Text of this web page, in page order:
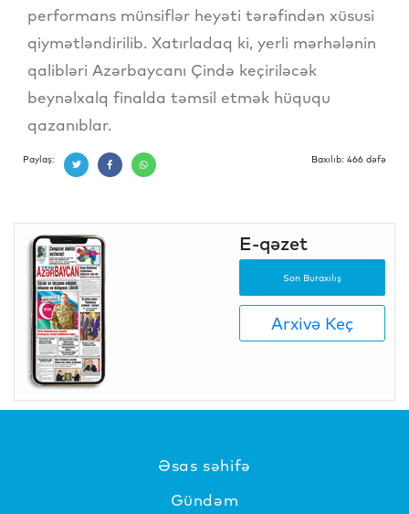
performans münsiflər heyəti tərəfindən xüsusi
qiymətləndirilib. Xatırladaq ki, yerli mərhələnin
qalibləri Azərbaycanı Çində keçiriləcək
beynəlxalq finalda təmsil etmək hüququ
qazanıblar.
Paylaş: Baxılıb: 466 dəfə
E-qəzet
Son Buraxılış
Arxivə Keç
Əsas səhifə
Gündəm